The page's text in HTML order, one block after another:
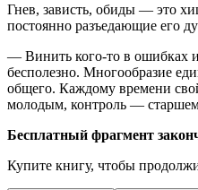
Гнев, зависть, обиды — это
постоянно разъедающие его
— Винить кого-то в ошибках
бесполезно. Многообразие
общего. Каждому времени
молодым, контроль —
Бесплатный фрагмент
Купите книгу, чтобы